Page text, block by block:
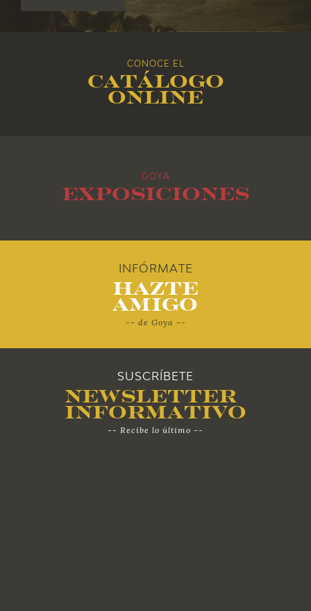
2017
2012
CONOCE EL
Catálogo
online
GOYA
Exposiciones
INFÓRMATE
Hazte
Amigo
-- de Goya --
SUSCRÍBETE
Newsletter
Informativo
-- Recibe lo último --